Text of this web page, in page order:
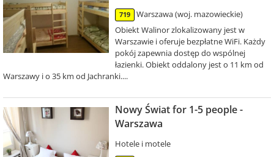
719
Warszawa (woj. mazowieckie)
Obiekt Walinor zlokalizowany jest w
Warszawie i oferuje bezpłatne WiFi. Każdy
pokój zapewnia dostęp do wspólnej
łazienki. Obiekt oddalony jest o 11 km od
Warszawy i o 35 km od Jachranki....
Nowy Świat for 1-5 people -
Warszawa
Hotele i motele